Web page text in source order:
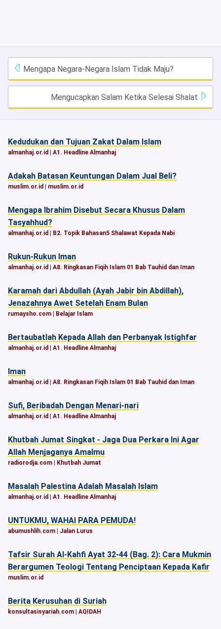
Mengapa Negara-Negara Islam Tidak Maju?
Mengucapkan Salam Ketika Selesai Shalat
Kedudukan dan Tujuan Zakat Dalam Islam
almanhaj.or.id A1. Headline Almanhaj
Adakah Batasan Keuntungan Dalam Jual Beli?
muslim.or.id muslim.or.id
Mengapa Ibrahim Disebut Secara Khusus Dalam
Tasyahhud?
almanhaj.or.id B2. Topik Bahasan5 Shalawat Kepada Nabi
Rukun-Rukun Iman
almanhaj.or.id A8. Ringkasan Fiqih Islam 01 Bab Tauhid dan Iman
Karamah dari Abdullah (Ayah Jabir bin Abdillah),
Jenazahnya Awet Setelah Enam Bulan
rumaysho.com Belajar Islam
Bertaubatlah Kepada Allah dan Perbanyak Istighfar
almanhaj.or.id A1. Headline Almanhaj
Iman
almanhaj.or.id A8. Ringkasan Fiqih Islam 01 Bab Tauhid dan Iman
Sufi, Beribadah Dengan Menari-nari
almanhaj.or.id A1. Headline Almanhaj
Khutbah Jumat Singkat - Jaga Dua Perkara Ini Agar
Allah Menjaganya Amalmu
radiorodja.com Khutbah Jumat
Masalah Palestina Adalah Masalah Islam
almanhaj.or.id A1. Headline Almanhaj
UNTUKMU, WAHAI PARA PEMUDA!
abumushlih.com Jalan Lurus
Tafsir Surah Al-Kahfi Ayat 32-44 (Bag. 2): Cara Mukmin
Berargumen Teologi Tentang Penciptaan Kepada Kafir
muslim.or.id
Berita Kerusuhan di Suriah
konsultasisyariah.com AQIDAH